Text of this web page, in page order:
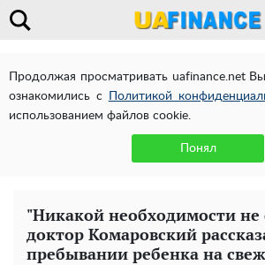
Продолжая просматривать uafinance.net
ознакомились с
Политикой
использованием файлов cookie.
Понял
"Никакой необходимости не
доктор Комаровский
пребывании ребенка на